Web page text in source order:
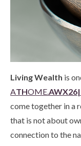
Living Wealth is
ATHOME.
come together in a
that is not about
connection to the